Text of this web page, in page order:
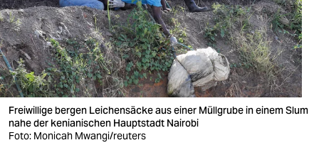
nord
wahrheit
verlag
verlag
veranstaltungen
Freiwillige bergen Leichensäcke aus einer Müllgrube in einem Slum
nahe der kenianischen Hauptstadt Nairobi
Foto: Monicah Mwangi/reuters